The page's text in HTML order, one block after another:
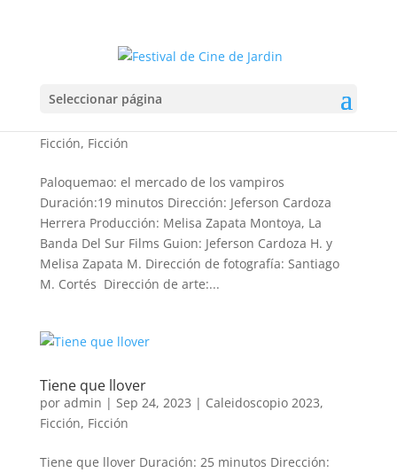
Seleccionar página
Paloquemao: el mercado de los vampiros
Ficción, Ficción
Paloquemao: el mercado de los vampiros
Duración:19 minutos Dirección: Jeferson Cardoza
Herrera Producción: Melisa Zapata Montoya, La
Banda Del Sur Films Guion: Jeferson Cardoza H. y
Melisa Zapata M. Dirección de fotografía: Santiago
M. Cortés Dirección de arte:...
Tiene que llover
por admin | Sep 24, 2023 | Caleidoscopio 2023,
Ficción, Ficción
Tiene que llover Duración: 25 minutos Dirección: